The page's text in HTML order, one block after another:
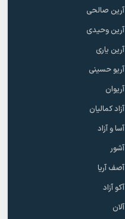
آرین صالحی
آرین وحیدی
آرین یاری
آریو حسینی
آریوان
آزاد کمالیان
آسا و آزاد
آشور
آصف آریا
آکو آزاد
آلان